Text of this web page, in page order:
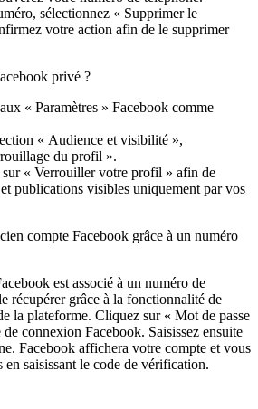
sélectionnez « Supprimer le
votre action afin de le supprimer
privé ?
« Paramètres » Facebook comme
« Audience et visibilité »,
du profil ».
« Verrouiller votre profil » afin de
publications visibles uniquement par vos
compte Facebook grâce à un numéro
est associé à un numéro de
récupérer grâce à la fonctionnalité de
la plateforme. Cliquez sur « Mot de passe
connexion Facebook. Saisissez ensuite
Facebook affichera votre compte et vous
en saisissant le code de vérification.